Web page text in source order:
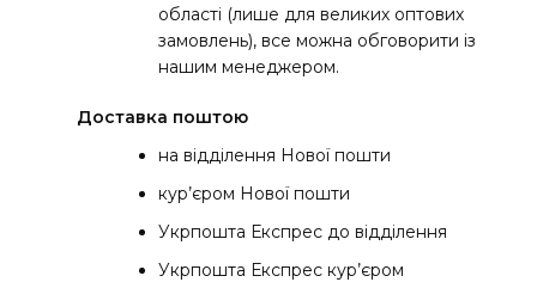
області (лише для великих оптових
замовлень), все можна обговорити із
нашим менеджером.
Доставка поштою
на відділення Нової пошти
кур’єром Нової пошти
Укрпошта Експрес до відділення
Укрпошта Експрес кур’єром